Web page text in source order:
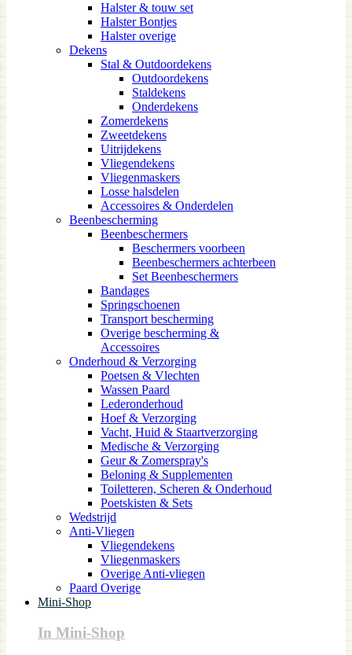
Halster & touw set
Halster Bontjes
Halster overige
Dekens
Stal & Outdoordekens
Outdoordekens
Staldekens
Onderdekens
Zomerdekens
Zweetdekens
Uitrijdekens
Vliegendekens
Vliegenmaskers
Losse halsdelen
Accessoires & Onderdelen
Beenbescherming
Beenbeschermers
Beschermers voorbeen
Beenbeschermers achterbeen
Set Beenbeschermers
Bandages
Springschoenen
Transport bescherming
Overige bescherming &
Accessoires
Onderhoud & Verzorging
Poetsen & Vlechten
Wassen Paard
Lederonderhoud
Hoef & Verzorging
Vacht, Huid & Staartverzorging
Medische & Verzorging
Geur & Zomerspray's
Beloning & Supplementen
Toiletteren, Scheren & Onderhoud
Poetskisten & Sets
Wedstrijd
Anti-Vliegen
Vliegendekens
Vliegenmaskers
Overige Anti-vliegen
Paard Overige
Mini-Shop
In Mini-Shop